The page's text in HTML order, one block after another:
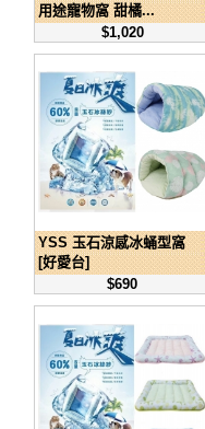
用途寵物窩 甜橘...
$1,020
YSS 玉石涼感冰蛹型窩
[好愛台]
$690